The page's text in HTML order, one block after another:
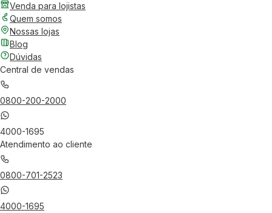
Venda para lojistas
Quem somos
Nossas lojas
Blog
Dúvidas
Central de vendas
0800-200-2000
4000-1695
Atendimento ao cliente
0800-701-2523
4000-1695